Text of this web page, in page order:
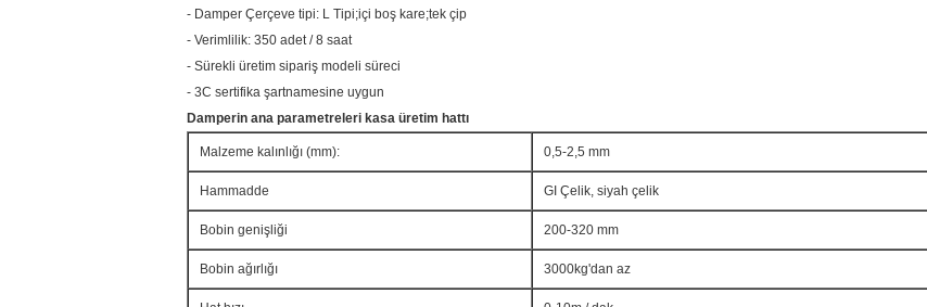
- Damper Çerçeve tipi: L Tipi;içi boş kare;tek çip
- Verimlilik: 350 adet / 8 saat
- Sürekli üretim sipariş modeli süreci
- 3C sertifika şartnamesine uygun
Damperin ana parametreleri kasa üretim hattı
Malzeme kalınlığı (mm): 0,5-2,5 mm
Hammadde GI Çelik, siyah çelik
Bobin genişliği 200-320 mm
Bobin ağırlığı 3000kg'dan az